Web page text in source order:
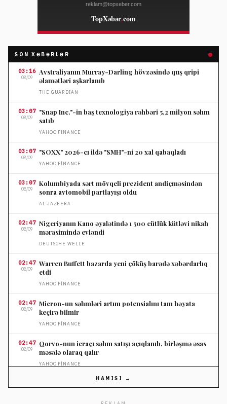
SON XƏBƏRLƏR
03:16
08/09
Avstraliyanın Murray-Darling hövzəsində quş qripi
əlamətləri aşkarlanıb
THE GUARDIAN
03:07
08/09
"Snap Inc."-in baş texnologiya rəhbəri 5,2 milyon səhm
satıb
YAHOO FINANCE
03:07
08/09
"SOXX" 2026-cı ildə "SMH"-ni 20 xal qabaqladı
YAHOO FINANCE
03:07
08/09
Kolumbiyada sərt mövqeli prezident andiçməsindən
sonra avtomobil partlayışı oldu
AL JAZEERA
02:47
08/09
Nigeriyanın Kano əyalətində 1 500 cütlük kütləvi nikah
mərasimində evləndi
DEUTSCHE WELLE
02:47
08/09
Warren Buffett bazarda yeni çöküş barədə xəbərdarlıq
etdi
YAHOO FINANCE
02:47
08/09
Micron-un səhmləri artım potensialını tam həyata
keçirə bilmir
YAHOO FINANCE
02:47
08/09
Qorvo-nun icraçı səhm satışı açıqlanıb, birləşmə əsas
məsələ olaraq qalır
YAHOO FINANCE
08/09
HAMISI →